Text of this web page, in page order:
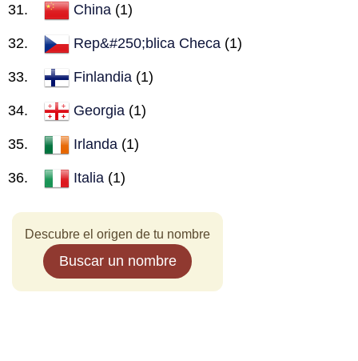
China (1)
Rep&#250;blica Checa (1)
Finlandia (1)
Georgia (1)
Irlanda (1)
Italia (1)
Descubre el origen de tu nombre
Buscar un nombre